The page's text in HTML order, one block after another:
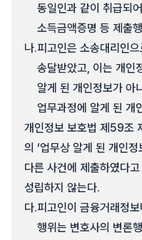
동일인과 같이 취급되
소득금액증명 등 제출
나.피고인은 소송대리인
송달받았고, 이는 개인
알게 된 개인정보가 아
업무과정에 알게 된 개
개인정보 보호법 제59조
의 ‘업무상 알게 된 개인
다른 사건에 제출하였다
성립하지 않는다.
다.피고인이 금융거래정
행위는 변호사의 변론